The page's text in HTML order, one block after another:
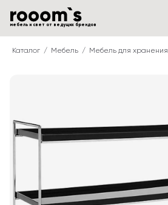
мебель и свет от ведущих брендов
Каталог Мебель Мебель для хранения